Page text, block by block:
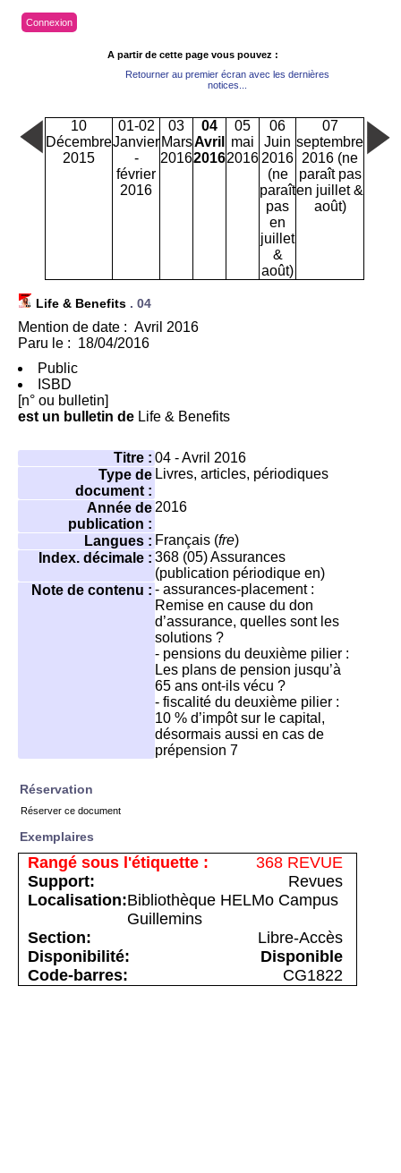
Connexion
A partir de cette page vous pouvez :
Retourner au premier écran avec les dernières
notices...
10
Décembre
2015
01-02
Janvier
-
février
2016
03
Mars
2016
04
Avril
2016
05
mai
2016
06
Juin
2016
(ne
paraît
pas
en
juillet
&
août)
07
septembre
2016 (ne
paraît pas
en juillet &
août)
Life & Benefits . 04
Mention de date : Avril 2016
Paru le : 18/04/2016
Public
ISBD
[n° ou bulletin]
est un bulletin de Life & Benefits
Titre : 04 - Avril 2016
Type de
document :
Livres, articles, périodiques
Année de
publication :
2016
Langues : Français (fre)
Index. décimale : 368 (05)Assurances
(publication périodique en)
Note de contenu : - assurances-placement :
Remise en cause du don
d’assurance, quelles sont les
solutions ?
- pensions du deuxième pilier :
Les plans de pension jusqu’à
65 ans ont-ils vécu ?
- fiscalité du deuxième pilier :
10 % d’impôt sur le capital,
désormais aussi en cas de
prépension 7
Réservation
Réserver ce document
Exemplaires
368 REVUE
Revues
Bibliothèque HELMo Campus
Guillemins
Libre-Accès
Disponible
CG1822